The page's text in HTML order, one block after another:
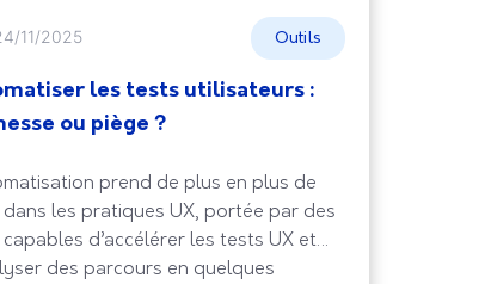
11/2025 Outils
les tests utilisateurs :
ou piège ?
prend de plus en plus de
les pratiques UX, portée par des
d’accélérer les tests UX et
des parcours en quelques